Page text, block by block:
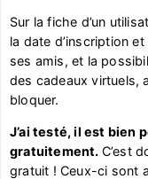
Sur la fiche d’un
la date d’inscription
ses amis, et la
des cadeaux virtuels,
bloquer.
J’ai testé, il est bien
gratuitement. C’est
gratuit ! Ceux-ci sont